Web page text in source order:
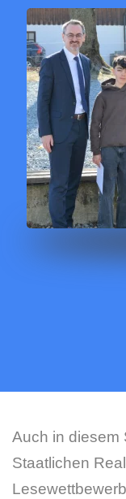
Auch in diesem
Staatlichen